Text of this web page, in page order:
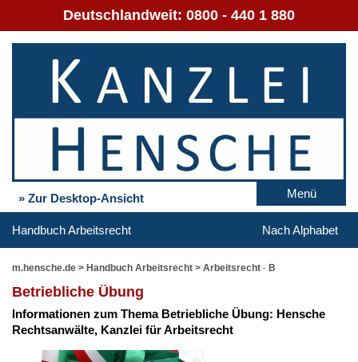
Deutschlandweit: 0800 - 440 1 880
» Zur Desktop-Ansicht Menü
Handbuch Arbeitsrecht Nach Alphabet
m.hensche.de > Handbuch Arbeitsrecht > Arbeitsrecht - B
Be­trieb­li­che Übung
In­for­ma­tio­nen zum The­ma Be­trieb­li­che Übung: Hen­sche
Rechts­an­wäl­te, Kanz­lei für Ar­beits­recht